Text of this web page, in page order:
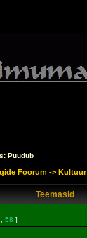
Puudub
Foorum -> Kultuur
Teemasid
58 ]